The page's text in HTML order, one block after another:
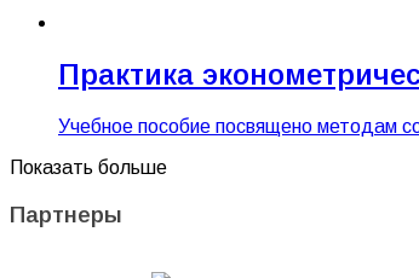
Практика
Учебное пособие посвящено методам
Показать больше
Партнеры